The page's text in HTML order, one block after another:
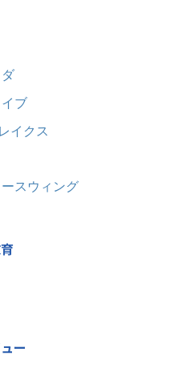
ブ
イクス
スウィング
ー